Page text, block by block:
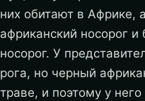
них обитают в Африке,
африканский носорог
носорог. У
рога, но черный
траве, и поэтому у